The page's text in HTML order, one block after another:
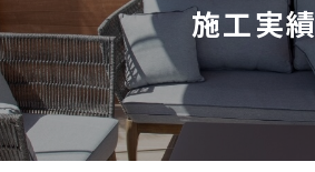
施工実績